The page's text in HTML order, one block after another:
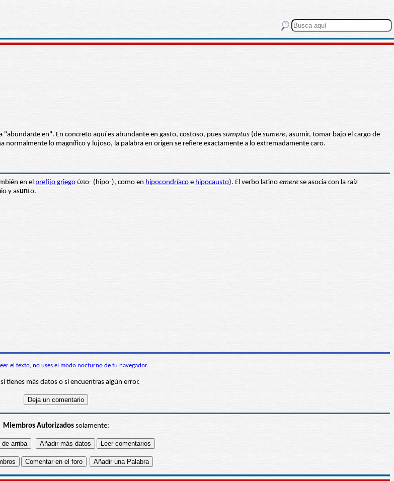
en". En concreto aquí es abundante en gasto, costoso, pues sumptus (de sumere, asumir, tomar bajo el cargo de
normalmente lo magnífico y lujoso, la palabra en origen se refiere exactamente a lo extremadamente caro.
en el prefijo griego ὑπο- (hipo-), como en hipocondríaco e hipocausto). El verbo latino emere se asocia con la raíz
io y asunto.
el texto, no uses el modo nocturno de tu navegador.
tienes más datos o si encuentras algún error.
Miembros Autorizadossolamente: